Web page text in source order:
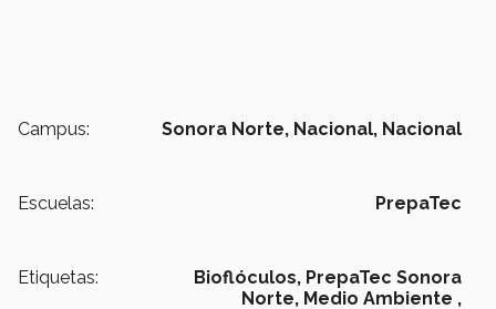
Campus: Sonora Norte, Nacional, Nacional
Escuelas: PrepaTec
Etiquetas: Bioflóculos, PrepaTec Sonora
Norte, Medio Ambiente ,